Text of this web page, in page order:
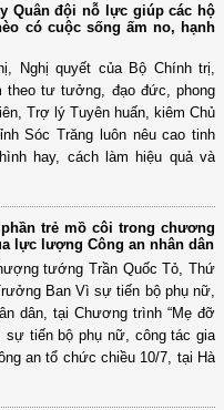
Quân đội nỗ lực giúp các hộ
có cuộc sống ấm no, hạnh
Nghị quyết của Bộ Chính trị,
theo tư tưởng, đạo đức, phong
Trợ lý Tuyên huấn, kiêm Chủ
Sóc Trăng luôn nêu cao tinh
hay, cách làm hiệu quả và
trẻ mồ côi trong chương
lực lượng Công an nhân dân
tướng Trần Quốc Tỏ, Thứ
Ban Vì sự tiến bộ phụ nữ,
dân, tại Chương trình “Mẹ đỡ
sự tiến bộ phụ nữ, công tác gia
an tổ chức chiều 10/7, tại Hà